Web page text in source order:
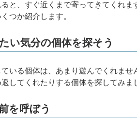
と、すぐ近くまで寄ってきてくれ
つか紹介します。
い気分の個体を探そう
いる個体は、あまり遊んでくれま
してくれたりする個体を探してみま
を呼ぼう